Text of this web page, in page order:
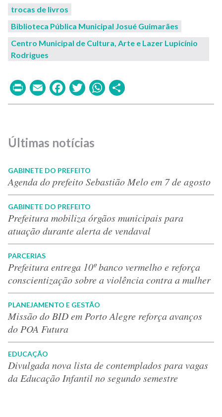
trocas de livros
Biblioteca Pública Municipal Josué Guimarães
Centro Municipal de Cultura, Arte e Lazer Lupicínio
Rodrigues
PrintEmailFacebook
TwitterWhatsApp
Últimas notícias
GABINETE DO PREFEITO
Agenda do prefeito Sebastião Melo em 7 de agosto
GABINETE DO PREFEITO
Prefeitura mobiliza órgãos municipais para
atuação durante alerta de vendaval
PARCERIAS
Prefeitura entrega 10º banco vermelho e reforça
conscientização sobre a violência contra a mulher
PLANEJAMENTO E GESTÃO
Missão do BID em Porto Alegre reforça avanços
do POA Futura
EDUCAÇÃO
Divulgada nova lista de contemplados para vagas
da Educação Infantil no segundo semestre